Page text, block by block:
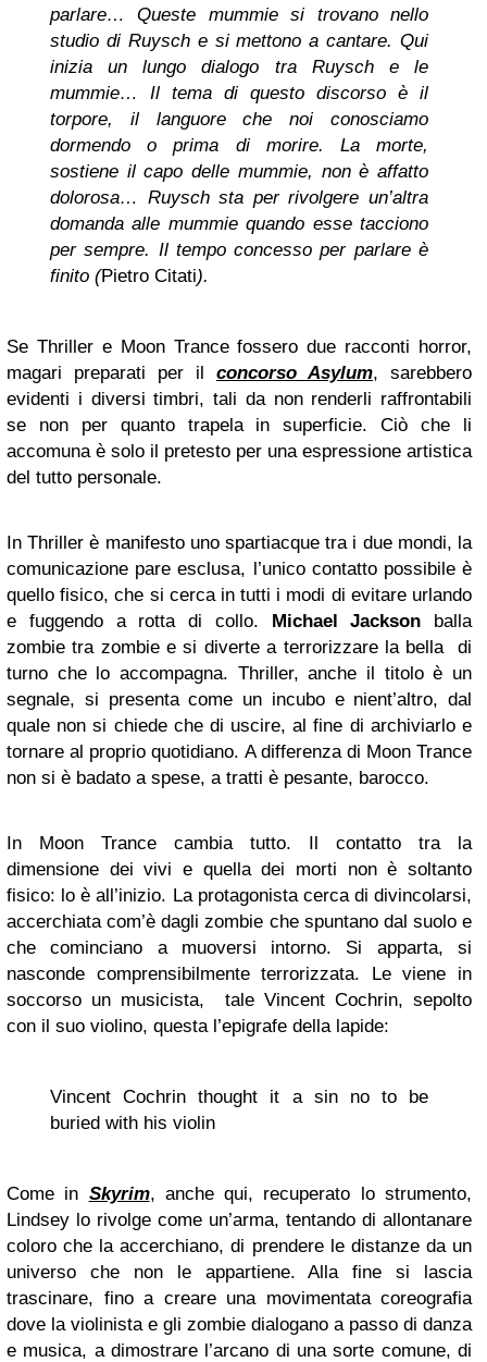
parlare… Queste mummie si trovano nello
studio di Ruysch e si mettono a cantare. Qui
inizia un lungo dialogo tra Ruysch e le
mummie… Il tema di questo discorso è il
torpore, il languore che noi conosciamo
dormendo o prima di morire. La morte,
sostiene il capo delle mummie, non è affatto
dolorosa… Ruysch sta per rivolgere un’altra
domanda alle mummie quando esse tacciono
per sempre. Il tempo concesso per parlare è
finito (Pietro Citati).
Se Thriller e Moon Trance fossero due racconti horror,
magari preparati per il concorso Asylum, sarebbero
evidenti i diversi timbri, tali da non renderli raffrontabili
se non per quanto trapela in superficie. Ciò che li
accomuna è solo il pretesto per una espressione artistica
del tutto personale.
In Thriller è manifesto uno spartiacque tra i due mondi, la
comunicazione pare esclusa, l’unico contatto possibile è
quello fisico, che si cerca in tutti i modi di evitare urlando
e fuggendo a rotta di collo. Michael Jackson balla
zombie tra zombie e si diverte a terrorizzare la bella di
turno che lo accompagna. Thriller, anche il titolo è un
segnale, si presenta come un incubo e nient’altro, dal
quale non si chiede che di uscire, al fine di archiviarlo e
tornare al proprio quotidiano. A differenza di Moon Trance
non si è badato a spese, a tratti è pesante, barocco.
In Moon Trance cambia tutto. Il contatto tra la
dimensione dei vivi e quella dei morti non è soltanto
fisico: lo è all’inizio. La protagonista cerca di divincolarsi,
accerchiata com’è dagli zombie che spuntano dal suolo e
che cominciano a muoversi intorno. Si apparta, si
nasconde comprensibilmente terrorizzata. Le viene in
soccorso un musicista, tale Vincent Cochrin, sepolto
con il suo violino, questa l’epigrafe della lapide:
Vincent Cochrin thought it a sin no to be
buried with his violin
Come in Skyrim, anche qui, recuperato lo strumento,
Lindsey lo rivolge come un’arma, tentando di allontanare
coloro che la accerchiano, di prendere le distanze da un
universo che non le appartiene. Alla fine si lascia
trascinare, fino a creare una movimentata coreografia
dove la violinista e gli zombie dialogano a passo di danza
e musica, a dimostrare l’arcano di una sorte comune, di